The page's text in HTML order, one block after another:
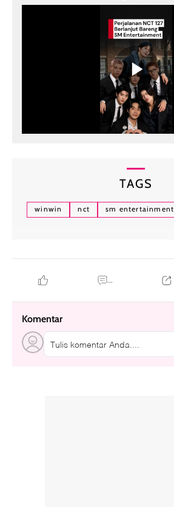
TAGS
winwin nct sm entertainment
...
Komentar
Tulis komentar Anda....